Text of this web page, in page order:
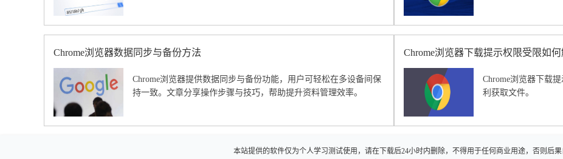
Chrome浏览器数据同步与备份方法
Chrome浏览器提供数据同步与备份功能，用户可轻松在多设备间保
持一致。文章分享操作步骤与技巧，帮助提升资料管理效率。
Chrome浏览器下载提示权限受限如
Chrome浏览器下载
利获取文件。
本站提供的软件仅为个人学习测试使用，请在下载后24小时内删除，不得用于任何商业用途，否则后果